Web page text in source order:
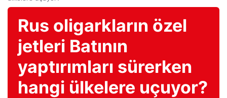
Rus oligarkların özel
jetleri Batının
yaptırımları sürerken
hangi ülkelere uçuyor?